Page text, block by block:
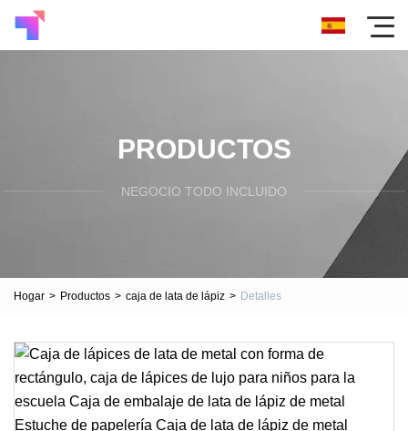
PRODUCTOS
NEGOCIO TODO INCLUIDO
Hogar > Productos > caja de lata de lápiz > Detalles